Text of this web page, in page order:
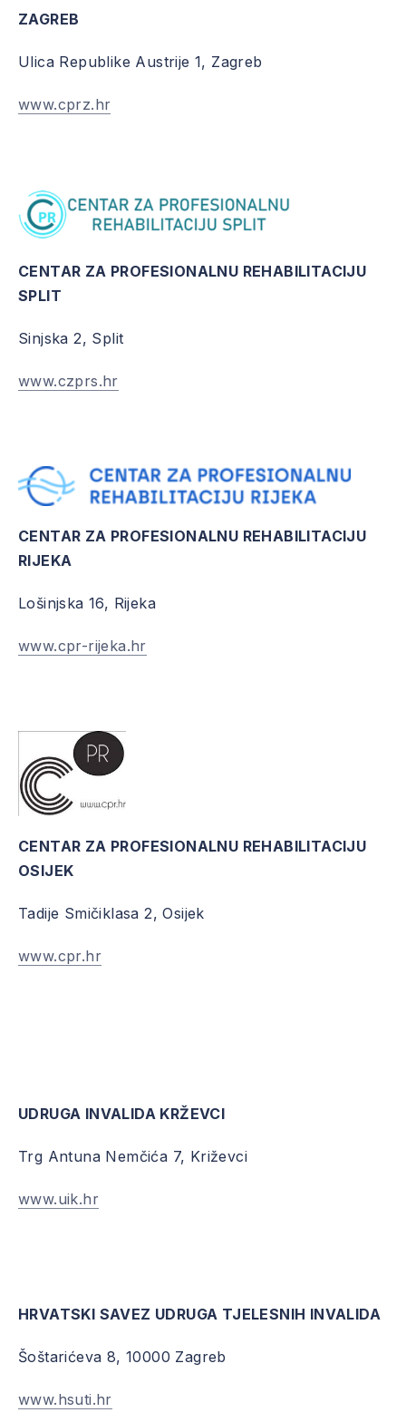
ZAGREB
Ulica Republike Austrije 1, Zagreb
www.cprz.hr
CENTAR ZA PROFESIONALNU REHABILITACIJU
SPLIT
Sinjska 2, Split
www.czprs.hr
CENTAR ZA PROFESIONALNU REHABILITACIJU
RIJEKA
Lošinjska 16, Rijeka
www.cpr-rijeka.hr
CENTAR ZA PROFESIONALNU REHABILITACIJU
OSIJEK
Tadije Smičiklasa 2, Osijek
www.cpr.hr
UDRUGA INVALIDA KRŽEVCI
Trg Antuna Nemčića 7, Križevci
www.uik.hr
HRVATSKI SAVEZ UDRUGA TJELESNIH INVALIDA
Šoštarićeva 8, 10000 Zagreb
www.hsuti.hr